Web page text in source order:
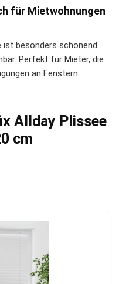
für Mietwohnungen
ist besonders schonend
Perfekt für Mieter, die
an Fenstern
Allday Plissee
cm